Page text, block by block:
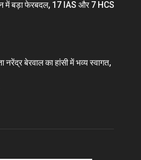
में बड़ा फेरबदल, 17 IAS और 7 HCS
बेरवाल का हांसी में भव्य स्वागत,